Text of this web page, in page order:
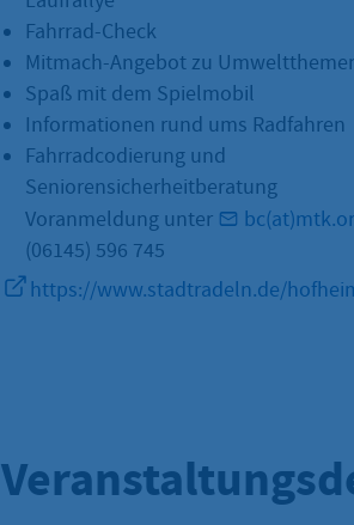
Fahrrad-Check
Mitmach-Angebot zu
Spaß mit dem Spielmobil
Informationen rund ums Radfahren
Fahrradcodierung und
Seniorensicherheitberatung
Voranmeldung unter
(06145) 596 745
https://www.stadtradeln.de/